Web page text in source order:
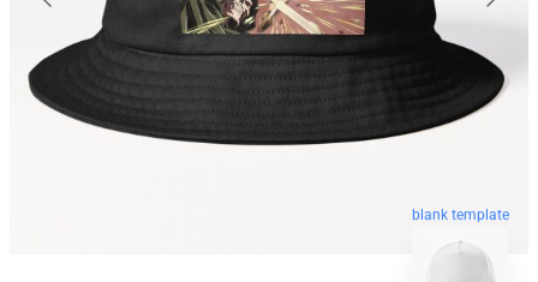
blank template